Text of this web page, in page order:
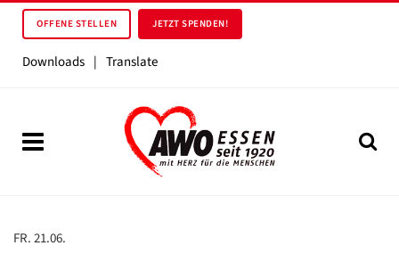
OFFENE STELLEN JETZT SPENDEN!
Downloads | Translate
FR. 21.06.